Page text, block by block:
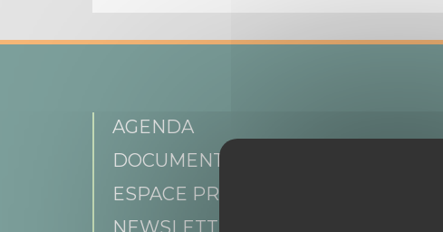
AGENDA
DOCUMENTATIONS
ESPACE PRESSE
NEWSLETTER